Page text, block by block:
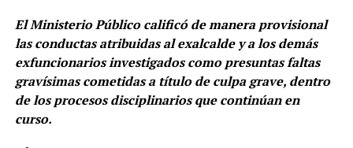
El Ministerio Público calificó de manera provisional
las conductas atribuidas al exalcalde y a los demás
exfuncionarios investigados como presuntas faltas
gravísimas cometidas a título de culpa grave, dentro
de los procesos disciplinarios que continúan en
curso.